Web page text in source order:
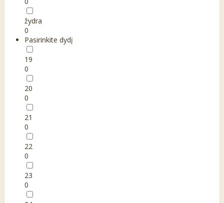
žydra
0
Pasirinkite dydį
19
0
20
0
21
0
22
0
23
0